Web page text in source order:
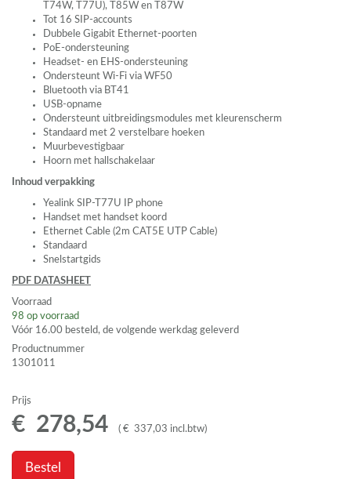
T74W, T77U), T85W en T87W
Tot 16 SIP-accounts
Dubbele Gigabit Ethernet-poorten
PoE-ondersteuning
Headset- en EHS-ondersteuning
Ondersteunt Wi-Fi via WF50
Bluetooth via BT41
USB-opname
Ondersteunt uitbreidingsmodules met kleurenscherm
Standaard met 2 verstelbare hoeken
Muurbevestigbaar
Hoorn met hallschakelaar
Inhoud verpakking
Yealink SIP-T77U IP phone
Handset met handset koord
Ethernet Cable (2m CAT5E UTP Cable)
Standaard
Snelstartgids
PDF DATASHEET
Voorraad
98 op voorraad
Vóór 16.00 besteld, de volgende werkdag geleverd
Productnummer
1301011
Prijs
€ 278,54 ( € 337,03 incl.btw)
Bestel